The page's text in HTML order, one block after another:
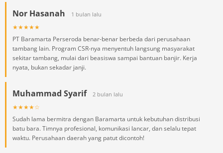
Nor Hasanah 1 bulan lalu
★★★★★
PT Baramarta Perseroda benar-benar berbeda dari perusahaan
tambang lain. Program CSR-nya menyentuh langsung masyarakat
sekitar tambang, mulai dari beasiswa sampai bantuan banjir. Kerja
nyata, bukan sekadar janji.
Muhammad Syarif 2 bulan lalu
★★★★☆
Sudah lama bermitra dengan Baramarta untuk kebutuhan distribusi
batu bara. Timnya profesional, komunikasi lancar, dan selalu tepat
waktu. Perusahaan daerah yang patut dicontoh!